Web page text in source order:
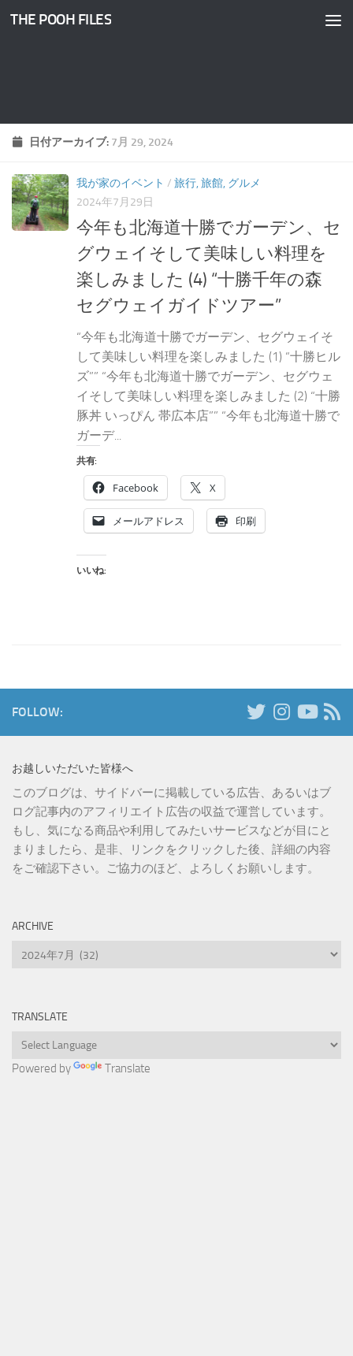
コンテンツへスキップ
THE POOH FILES
日付アーカイブ: 7月 29, 2024
我が家のイベント / 旅行, 旅館, グルメ
2024年7月29日
今年も北海道十勝でガーデン、セ
グウェイそして美味しい料理を
楽しみました (4) “十勝千年の森
セグウェイガイドツアー”
“今年も北海道十勝でガーデン、セグウェイそ
して美味しい料理を楽しみました (1) “十勝ヒル
ズ”” “今年も北海道十勝でガーデン、セグウェ
イそして美味しい料理を楽しみました (2) “十勝
豚丼 いっぴん 帯広本店”” “今年も北海道十勝で
ガーデ...
共有:
Facebook X
メールアドレス 印刷
いいね:
FOLLOW:
お越しいただいた皆様へ
このブログは、サイドバーに掲載している広告、あるいはブ
ログ記事内のアフィリエイト広告の収益で運営しています。
もし、気になる商品や利用してみたいサービスなどが目にと
まりましたら、是非、リンクをクリックした後、詳細の内容
をご確認下さい。ご協力のほど、よろしくお願いします。
ARCHIVE
Archive
TRANSLATE
Powered by Translate